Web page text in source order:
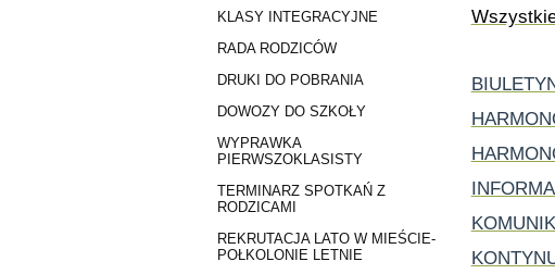
KLASY INTEGRACYJNE
RADA RODZICÓW
DRUKI DO POBRANIA
DOWOZY DO SZKOŁY
WYPRAWKA
PIERWSZOKLASISTY
TERMINARZ SPOTKAŃ Z
RODZICAMI
REKRUTACJA LATO W MIEŚCIE-
POŁKOLONIE LETNIE